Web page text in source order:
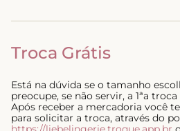
Troca Grátis
Está na dúvida se o tamanho
preocupe, se não servir, a 1ªa
Após receber a mercadoria você
para solicitar a troca, através do